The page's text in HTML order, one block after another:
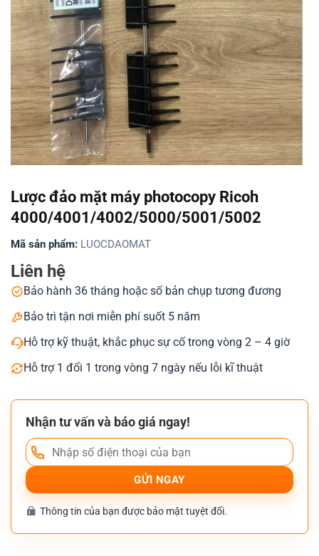
Lược đảo mặt máy photocopy Ricoh
4000/4001/4002/5000/5001/5002
Mã sản phẩm: LUOCDAOMAT
Liên hệ
Bảo hành 36 tháng hoặc số bản chụp tương đương
Bảo trì tận nơi miễn phí suốt 5 năm
Hỗ trợ kỹ thuật, khắc phục sự cố trong vòng 2 – 4 giờ
Hỗ trợ 1 đổi 1 trong vòng 7 ngày nếu lỗi kĩ thuật
Nhận tư vấn và báo giá ngay!
Thông tin của bạn được bảo mật tuyệt đối.